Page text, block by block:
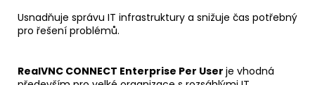
Usnadňuje správu IT infrastruktury a snižuje čas potřebný
pro řešení problémů.
RealVNC CONNECT Enterprise Per User je vhodná